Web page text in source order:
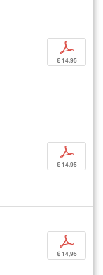
p
€ 14,95
p
€ 14,95
p
€ 14,95